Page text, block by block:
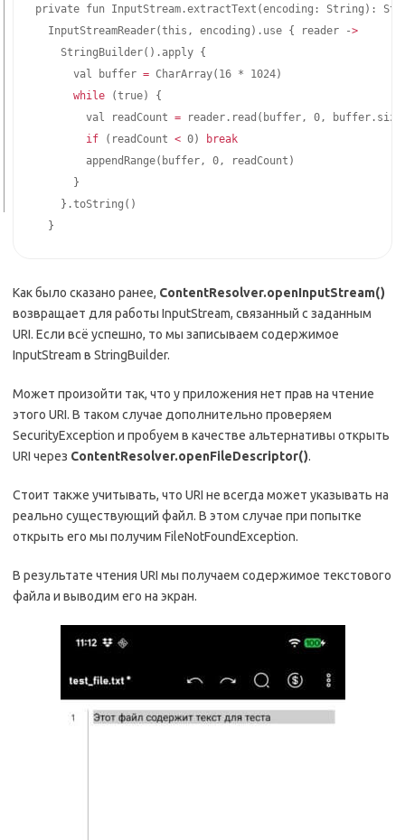
private fun InputStream.extractText (encoding: String ) :
  InputStreamReader
(this, encoding ) .use { reader ->
    StringBuilder
( ) .apply {
      val buffer
= CharArray( 16 * 1024)
while
(true)
{
        val readCount
= reader.read ( buffer, 0, buffer.size
if
( readCount < 0)
break
        appendRange
( buffer, 0, readCount )
}
} .toString ( )
}
Как было сказано ранее, ContentResolver.openInputStream()
возвращает для работы InputStream, связанный с заданным
URI. Если всё успешно, то мы записываем содержимое
InputStream в StringBuilder.
Может произойти так, что у приложения нет прав на чтение
этого URI. В таком случае дополнительно проверяем
SecurityException и пробуем в качестве альтернативы открыть
URI через ContentResolver.openFileDescriptor().
Стоит также учитывать, что URI не всегда может указывать на
реально существующий файл. В этом случае при попытке
открыть его мы получим FileNotFoundException.
В результате чтения URI мы получаем содержимое текстового
файла и выводим его на экран.